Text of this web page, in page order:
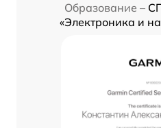
Образование –
«Электроника и